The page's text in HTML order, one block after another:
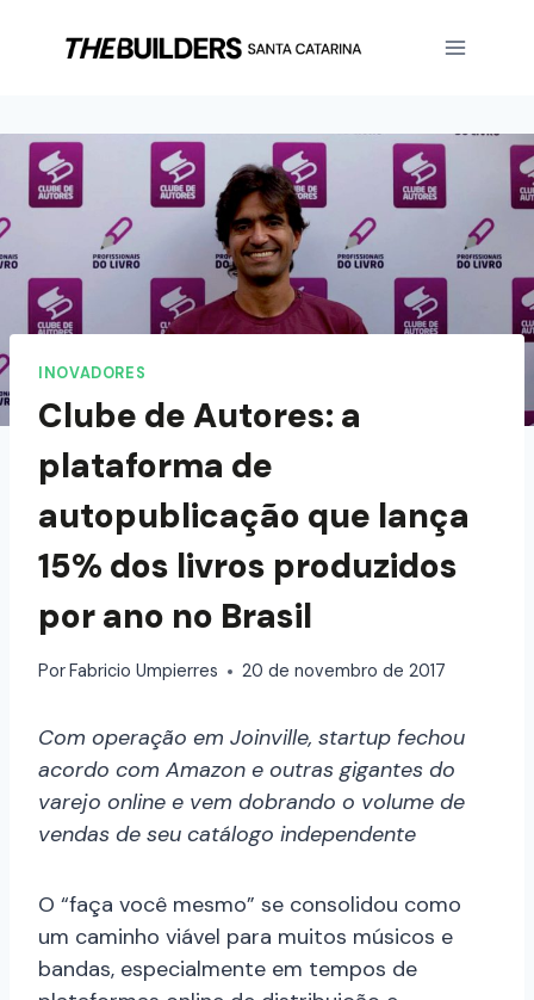
INOVADORES
Clube de Autores: a
plataforma de
autopublicação que lança
15% dos livros produzidos
por ano no Brasil
PorFabricio Umpierres 20 de novembro de 2017
Com operação em Joinville, startup fechou
acordo com Amazon e outras gigantes do
varejo online e vem dobrando o volume de
vendas de seu catálogo independente
O “faça você mesmo” se consolidou como
um caminho viável para muitos músicos e
bandas, especialmente em tempos de